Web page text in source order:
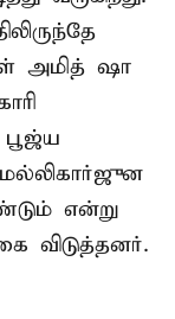
அமித் ஷா
என்று
விடுத்தனர்.